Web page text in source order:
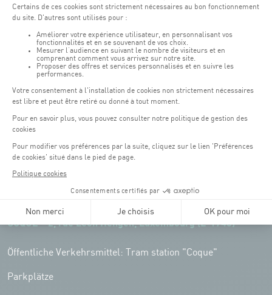
Öffnungszeiten von the Coque:
Montag - Freitag : 06:30 - 22:00 Uhr
Wochenende: 07:30 - 19:00 Uhr
Zugriff:
COQUE • 2, rue Léon Hengen, Luxembourg (L-1745)
Öffentliche Verkehrsmittel: Tram station "Coque"
Parkplätze